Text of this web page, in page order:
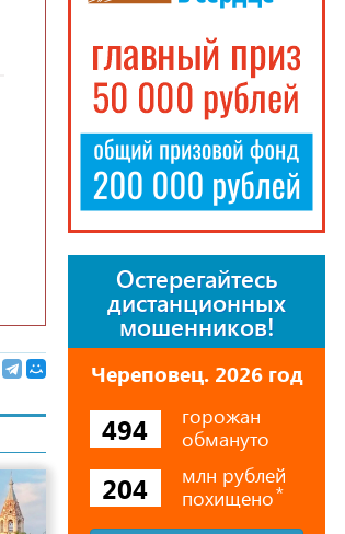
Остерегайтесь
дистанционных
мошенников!
Череповец. 2026 год
494
горожан
обмануто
204
млн рублей
похищено⃰